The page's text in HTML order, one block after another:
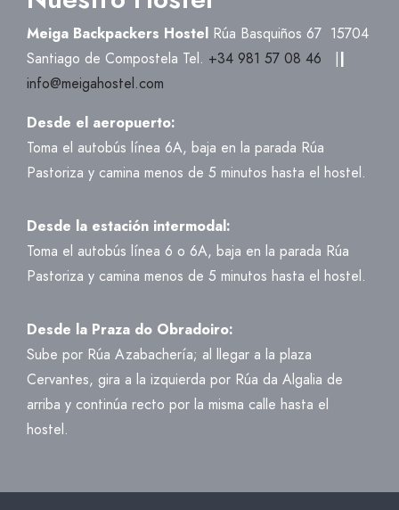
Meiga Backpackers Hostel Rúa Basquiños 67 15704
Santiago de Compostela Tel. +34 981 57 08 46 ||
info@meigahostel.com
Desde el aeropuerto:
Toma el autobús línea 6A, baja en la parada Rúa
Pastoriza y camina menos de 5 minutos hasta el hostel.
Desde la estación intermodal:
Toma el autobús línea 6 o 6A, baja en la parada Rúa
Pastoriza y camina menos de 5 minutos hasta el hostel.
Desde la Praza do Obradoiro:
Sube por Rúa Azabachería; al llegar a la plaza
Cervantes, gira a la izquierda por Rúa da Algalia de
arriba y continúa recto por la misma calle hasta el
hostel.